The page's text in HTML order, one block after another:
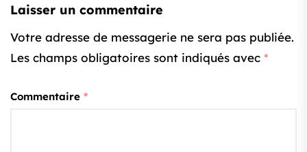
Laisser un commentaire
Votre adresse de messagerie ne sera pas publiée.
Les champs obligatoires sont indiqués avec *
Commentaire *